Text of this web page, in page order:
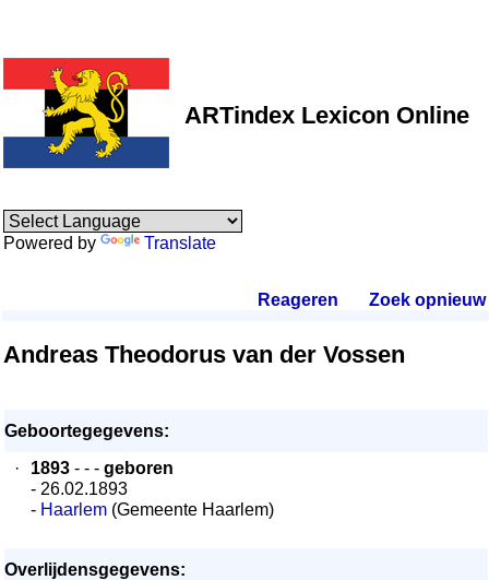
ARTindex Lexicon Online
Powered by Translate
Reageren Zoek opnieuw.
Andreas Theodorus van der Vossen
Geboortegegevens:
·
1893 - - - geboren
- 26.02.1893
- Haarlem (Gemeente Haarlem)
Overlijdensgegevens: